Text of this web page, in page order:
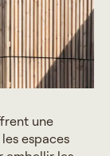
une
espaces